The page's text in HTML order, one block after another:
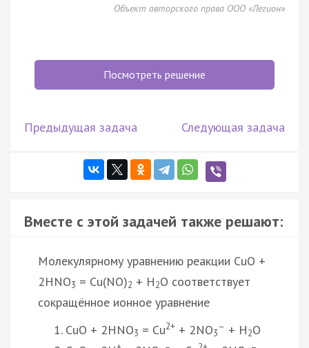
Объект авторского права ООО «Легион»
Посмотреть решение
Предыдущая задача Следующая задача
Вместе с этой задачей также решают:
Молекулярному уравнению реакции CuO +
2HNO3 = Cu(NO)2 + H2O соответствует
сокращённое ионное уравнение
CuO + 2HNO3 = Cu2+ + 2NO3
– + H2O